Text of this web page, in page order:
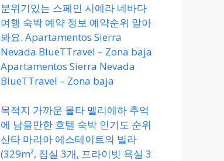
분위기있는 스페인 시에라 네바다
여행 숙박 예약 정보 예약순위 알아
봐요. Apartamentos Sierra
Nevada BlueTTravel – Zona baja
Apartamentos Sierra Nevada
BlueTTravel – Zona baja
목적지 가까운 몰타 멜리에하 추억
에 남을만한 호텔 숙박 인기도 순위
산타 마리아 에스테이트의 빌라
(329m², 침실 3개, 프라이빗 욕실 3